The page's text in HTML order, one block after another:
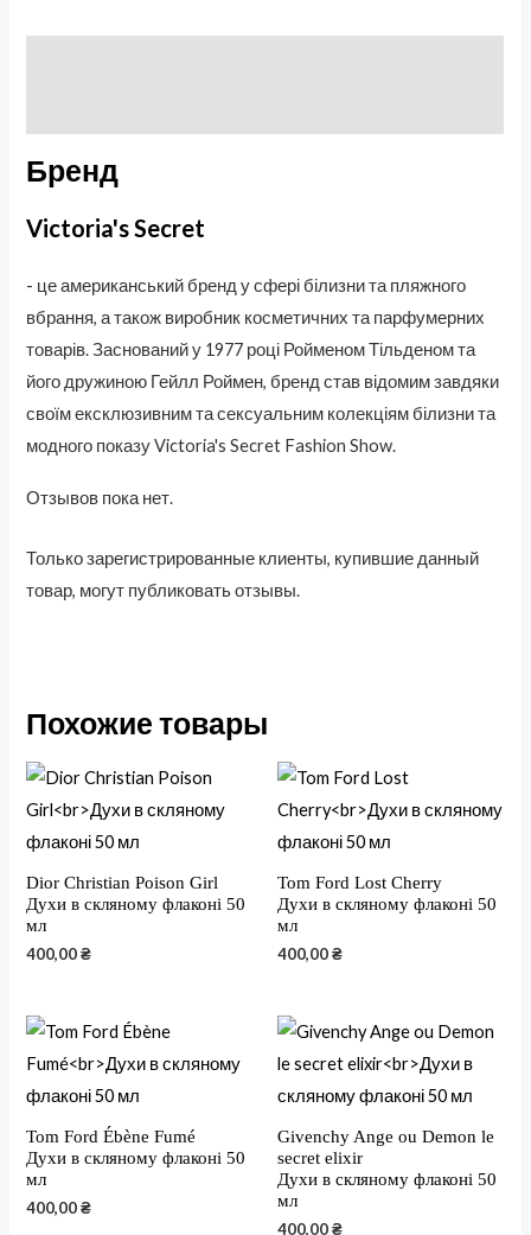
Бренд
Victoria's Secret
- це американський бренд у сфері білизни та пляжного
вбрання, а також виробник косметичних та парфумерних
товарів. Заснований у 1977 році Ройменом Тільденом та
його дружиною Гейлл Роймен, бренд став відомим завдяки
своїм ексклюзивним та сексуальним колекціям білизни та
модного показу Victoria's Secret Fashion Show.
Отзывов пока нет.
Только зарегистрированные клиенты, купившие данный
товар, могут публиковать отзывы.
Похожие товары
Dior Christian Poison Girl
Духи в скляному флаконі 50
мл
400,00₴
Tom Ford Lost Cherry
Духи в скляному флаконі 50
мл
400,00₴
Tom Ford Ébène Fumé
Духи в скляному флаконі 50
мл
400,00₴
Givenchy Ange ou Demon le
secret elixir
Духи в скляному флаконі 50
мл
400,00₴